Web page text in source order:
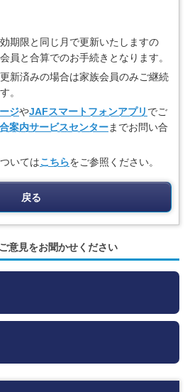
期限と同じ月で更新いたしますの
員と合算でのお手続きとなります。
新済みの場合は家族会員のみご継続
。
ジやJAFスマートフォンアプリ でご
案内サービスセンターまでお問い合
いてはこちらをご参照ください。
戻る
意見をお聞かせください